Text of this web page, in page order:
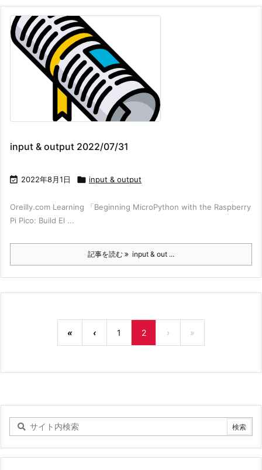
input & output 2022/07/31
 2022年8月1日  input & output
Oreilly.com Learning 「Beginning MicroPython with the Raspberry
Pi Pico: Build El ...
記事を読む input & out ...
« ‹ 1 2 › »